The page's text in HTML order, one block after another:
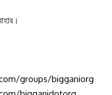
groups/bigganiorg